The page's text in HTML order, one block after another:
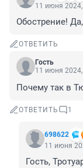
11 июня
Обострение!
ОТВЕТИТЬ
Гость
11 июня
Почему так в
ОТВЕТИТЬ 1
698622
11 июня
Гость,